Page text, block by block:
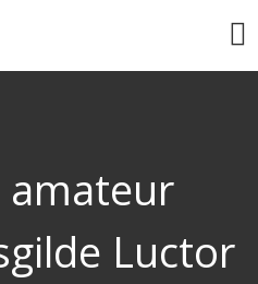
amateur
Luctor